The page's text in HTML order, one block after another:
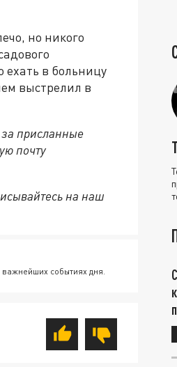
но никого
в больницу
выстрелил в
присланные
почту
на наш
важнейших событиях дня.